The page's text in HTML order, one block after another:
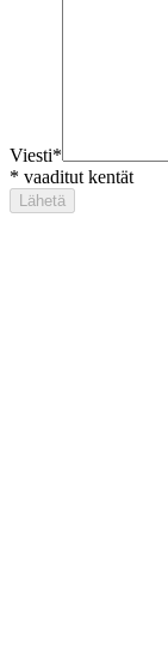
Viesti*
* vaaditut kentät